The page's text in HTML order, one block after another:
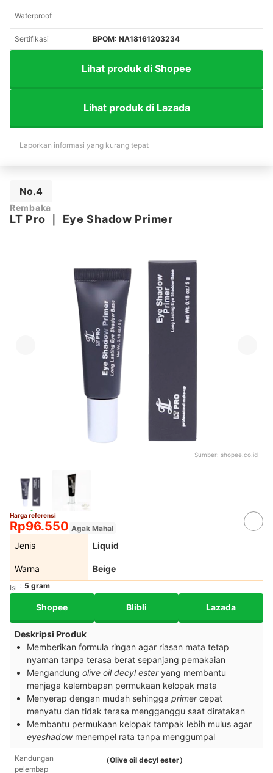
Waterproof
Sertifikasi BPOM: NA18161203234
Lihat produk di Shopee
Lihat produk di Lazada
Laporkan informasi yang kurang tepat
No.4
Rembaka
LT Pro Eye Shadow Primer
Sumber: shopee.co.id
Harga referensi
Rp96.550 Agak Mahal
Jenis Liquid
Warna Beige
Isi 5 gram
Shopee Blibli Lazada
Deskripsi Produk
Memberikan formula ringan agar riasan mata tetap
nyaman tanpa terasa berat sepanjang pemakaian
Mengandung olive oil decyl esteryang membantu
menjaga kelembapan permukaan kelopak mata
Menyerap dengan mudah sehingga primercepat
menyatu dan tidak terasa mengganggu saat diratakan
Membantu permukaan kelopak tampak lebih mulus agar
eyeshadowmenempel rata tanpa menggumpal
Kandungan
pelembap
（Olive oil decyl ester）